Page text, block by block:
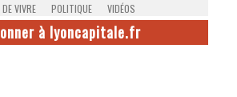
VIVRE
POLITIQUE VIDÉOS
à lyoncapitale.fr